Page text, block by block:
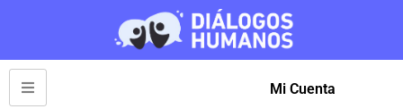
Mi Cuenta